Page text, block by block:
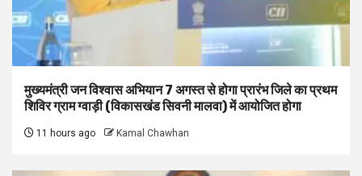
मुख्यमंत्री जन विश्वास अभियान 7 अगस्त से होगा प्रारंभ जिले का प्रथम
शिविर ग्राम ग्वाड़ी (विकासखंड सिवनी मालवा) में आयोजित होगा
11 hours ago Kamal Chawhan